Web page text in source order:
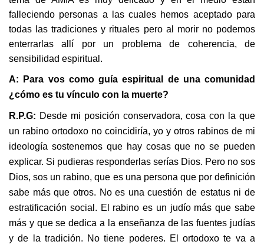
falleciendo personas a las cuales hemos aceptado para
todas las tradiciones y rituales pero al morir no podemos
enterrarlas allí por un problema de coherencia, de
sensibilidad espiritual.
A: Para vos como guía espiritual de una comunidad
¿cómo es tu vínculo con la muerte?
R.P.G: Desde mi posición conservadora, cosa con la que
un rabino ortodoxo no coincidiría, yo y otros rabinos de mi
ideología sostenemos que hay cosas que no se pueden
explicar. Si pudieras responderlas serías Dios. Pero no sos
Dios, sos un rabino, que es una persona que por definición
sabe más que otros. No es una cuestión de estatus ni de
estratificación social. El rabino es un judío más que sabe
más y que se dedica a la enseñanza de las fuentes judías
y de la tradición. No tiene poderes. El ortodoxo te va a